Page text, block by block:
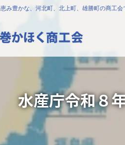
み豊かな、河北町、北上町、雄勝町の商工会
水産庁令和８